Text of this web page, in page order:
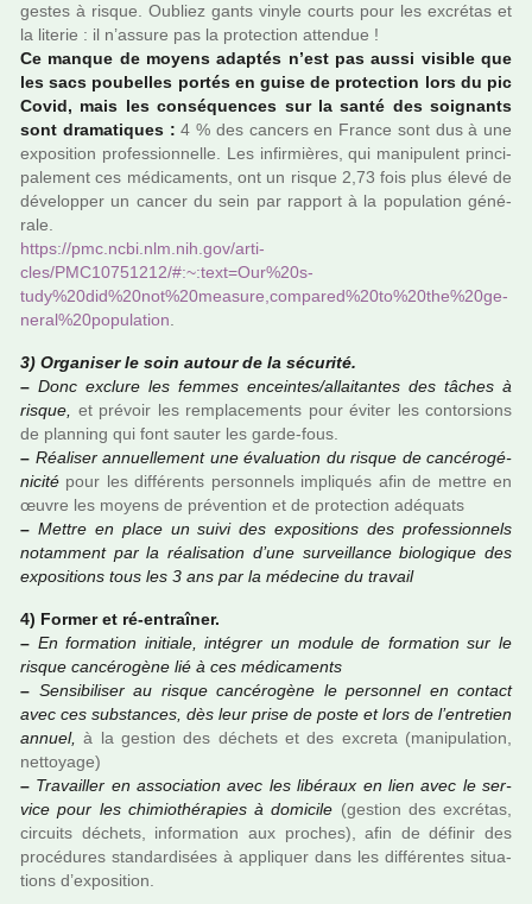
gestes à risque. Oubliez gants vinyle courts pour les excré­tas et
la lite­rie : il n’assure pas la pro­tec­tion atten­due !
Ce manque de moyens adap­tés n’est pas aussi visi­ble que
les sacs pou­bel­les portés en guise de pro­tec­tion lors du pic
Covid, mais les consé­quen­ces sur la santé des soi­gnants
sont dra­ma­ti­ques : 4 % des can­cers en France sont dus à une
expo­si­tion pro­fes­sion­nelle. Les infir­miè­res, qui mani­pu­lent prin­ci­
pa­le­ment ces médi­ca­ments, ont un risque 2,73 fois plus élevé de
déve­lop­per un cancer du sein par rap­port à la popu­la­tion géné­
rale.
https://pmc.ncbi.nlm.nih.gov/arti­
cles/PMC10751212/#:~:text=Our%20s­
tudy%20did%20not%20mea­sure,com­pa­red%20to%20the%20ge­
ne­ral%20po­pu­la­tion
3) Organiser le soin autour de la sécu­rité.
– Donc exclure les femmes encein­tes/allai­tan­tes des tâches à
risque,
et pré­voir les rem­pla­ce­ments pour éviter les contor­sions
de plan­ning qui font sauter les garde-fous.
– Réaliser annuel­le­ment une évaluation du risque de can­cé­ro­gé­
ni­cité pour les dif­fé­rents per­son­nels impli­qués afin de mettre en
œuvre les moyens de pré­ven­tion et de pro­tec­tion adé­quats
– Mettre en place un suivi des expo­si­tions des pro­fes­sion­nels
notam­ment par la réa­li­sa­tion d’une sur­veillance bio­lo­gi­que des
expo­si­tions tous les 3 ans par la méde­cine du tra­vail
4) Former et ré-entraî­ner.
– En for­ma­tion ini­tiale, inté­grer un module de for­ma­tion sur le
risque can­cé­ro­gène lié à ces médi­ca­ments
– Sensibiliser au risque can­cé­ro­gène le per­son­nel en contact
avec ces sub­stan­ces, dès leur prise de poste et lors de l’entre­tien
annuel, à la ges­tion des déchets et des excreta (mani­pu­la­tion,
net­toyage)
– Travailler en asso­cia­tion avec les libé­raux en lien avec le ser­
vice pour les chi­mio­thé­ra­pies à domi­cile (ges­tion des excré­tas,
cir­cuits déchets, infor­ma­tion aux pro­ches), afin de défi­nir des
pro­cé­du­res stan­dar­di­sées à appli­quer dans les dif­fé­ren­tes situa­
tions d’expo­si­tion.